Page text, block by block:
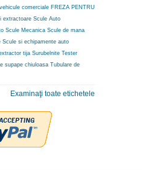
comerciale FREZA PENTRU
extractoare Scule Auto
Scule Mecanica Scule de mana
Scule si echipamente auto
tija Surubelnite Tester
supape chiuloasa Tubulare de
Examinaţi toate etichetele